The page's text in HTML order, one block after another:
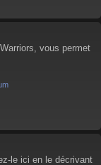
vous permet
le ici en le décrivant